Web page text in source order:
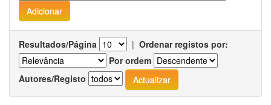
Resultados/Página | Ordenar registos por:
Por ordem
Autores/Registo